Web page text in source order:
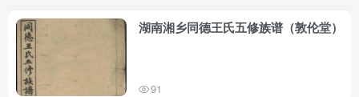
湖南湘乡同德王氏五修族谱（敦伦堂）
91